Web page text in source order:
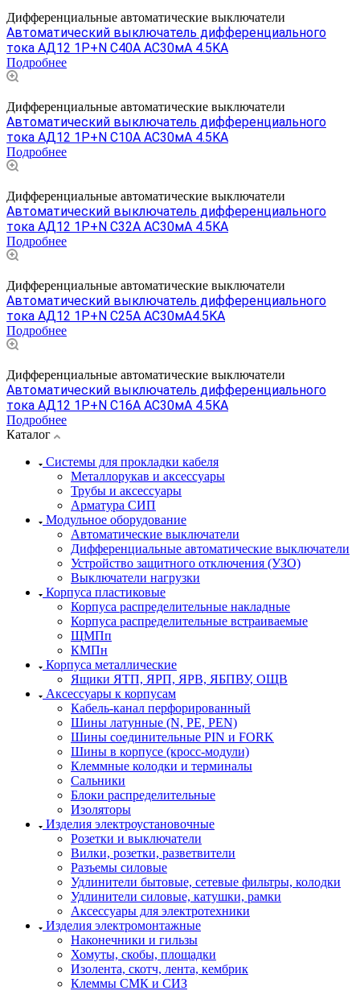
Дифференциальные автоматические выключатели
Автоматический выключатель дифференциального
тока АД12 1P+N C40A АС30мА 4.5KA
Подробнее
Дифференциальные автоматические выключатели
Автоматический выключатель дифференциального
тока АД12 1P+N С10A АС30мА 4.5KA
Подробнее
Дифференциальные автоматические выключатели
Автоматический выключатель дифференциального
тока АД12 1P+N С32A АС30мА 4.5KA
Подробнее
Дифференциальные автоматические выключатели
Автоматический выключатель дифференциального
тока АД12 1P+N С25A АС30мА4.5KA
Подробнее
Дифференциальные автоматические выключатели
Автоматический выключатель дифференциального
тока АД12 1P+N С16A АС30мА 4.5KA
Подробнее
Каталог
Системы для прокладки кабеля
Металлорукав и аксессуары
Трубы и аксессуары
Арматура СИП
Модульное оборудование
Автоматические выключатели
Дифференциальные автоматические выключатели
Устройство защитного отключения (УЗО)
Выключатели нагрузки
Корпуса пластиковые
Корпуса распределительные накладные
Корпуса распределительные встраиваемые
ЩМПп
КМПн
Корпуса металлические
Ящики ЯТП, ЯРП, ЯРВ, ЯБПВУ, ОЩВ
Аксессуары к корпусам
Кабель-канал перфорированный
Шины латунные (N, PE, PEN)
Шины соединительные PIN и FORK
Шины в корпусе (кросс-модули)
Клеммные колодки и терминалы
Сальники
Блоки распределительные
Изоляторы
Изделия электроустановочные
Розетки и выключатели
Вилки, розетки, разветвители
Разъемы силовые
Удлинители бытовые, сетевые фильтры, колодки
Удлинители силовые, катушки, рамки
Аксессуары для электротехники
Изделия электромонтажные
Наконечники и гильзы
Хомуты, скобы, площадки
Изолента, скотч, лента, кембрик
Клеммы СМК и СИЗ